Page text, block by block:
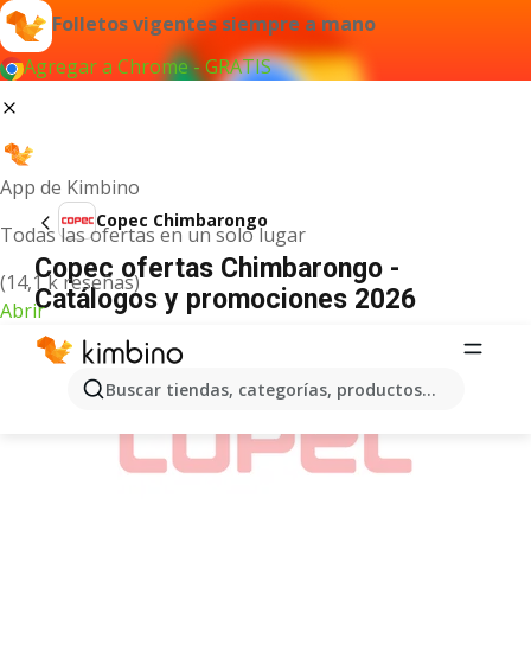
Folletos vigentes siempre a mano
Agregar a Chrome - GRATIS
App de Kimbino
Todas las ofertas en un solo lugar
(14,1 k reseñas)
Abrir
Buscar tiendas, categorías, productos...
Copec Chimbarongo
Copec ofertas Chimbarongo -
Catálogos y promociones 2026